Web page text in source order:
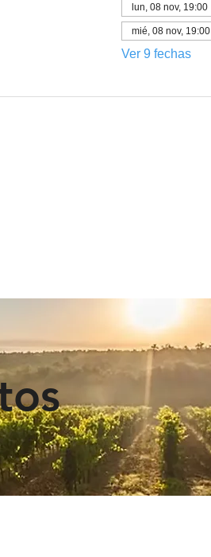
lun, 08 nov, 19:00
mié, 08 nov, 19:00
Ver 9 fechas